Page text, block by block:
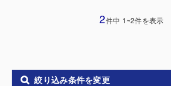
2件中 1~2件を表示
絞り込み条件を変更